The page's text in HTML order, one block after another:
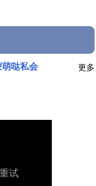
哒私会 更多